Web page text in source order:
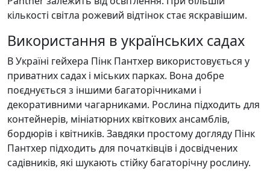
кількості світла рожевий відтінок стає яскравішим.
Використання в українських садах
В Україні гейхера Пінк Пантхер використовується у
приватних садах і міських парках. Вона добре
поєднується з іншими багаторічниками і
декоративними чагарниками. Рослина підходить для
контейнерів, мініатюрних квіткових ансамблів,
бордюрів і квітників. Завдяки простому догляду Пінк
Пантхер підходить для початківців і досвідчених
садівників, які шукають стійку багаторічну рослину.